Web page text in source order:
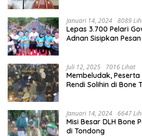
Januari 14, 2024 8089
Lepas 3.700 Pelari
Adnan Sisipkan
Juli 12, 2025 7016 Lihat
Membeludak,
Rendi Solihin di Bone
Januari 14, 2024 6647
Misi Besar DLH Bone
di Tondong